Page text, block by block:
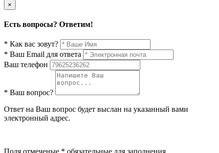
×
Есть вопросы? Ответим!
* Как вас зовут?
* Ваш Email для ответа
Ваш телефон
* Ваш вопрос?
Ответ на Ваш вопрос будет выслан на указанный вами
электронный адрес.